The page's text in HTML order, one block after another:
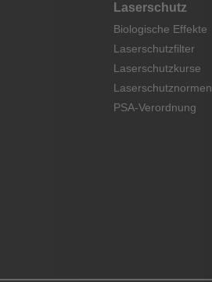
Laserschutz
Biologische Effekte
Laserschutzfilter
Laserschutzkurse
Laserschutznormen
PSA-Verordnung